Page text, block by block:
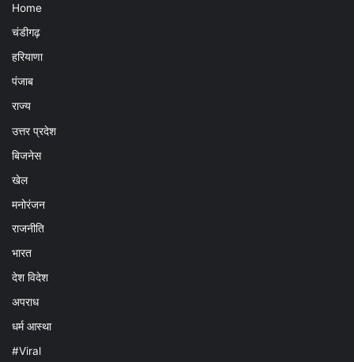
Home
चंडीगढ़
हरियाणा
पंजाब
राज्य
उत्तर प्रदेश
बिजनेस
खेल
मनोरंजन
राजनीति
भारत
देश विदेश
अपराध
धर्म आस्था
#Viral